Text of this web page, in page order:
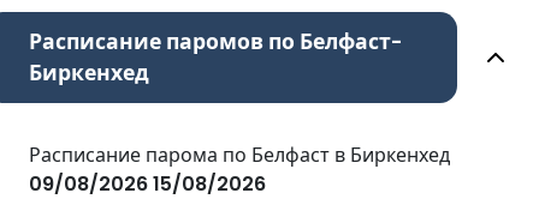
Расписание паромов по Белфаст-
Биркенхед
Расписание парома по Белфаст в Биркенхед
09/08/202615/08/2026